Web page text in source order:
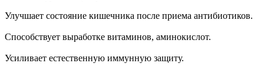
Улучшает состояние кишечника после приема антибиотиков.
Способствует выработке витаминов, аминокислот.
Усиливает естественную иммунную защиту.